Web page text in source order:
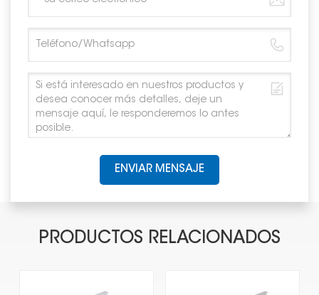
ENVIAR MENSAJE
PRODUCTOS RELACIONADOS